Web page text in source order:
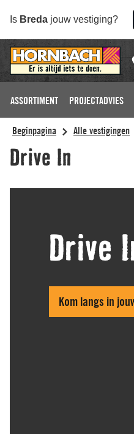
Is Breda jouw vestiging?
ASSORTIMENT PROJECTADVIES